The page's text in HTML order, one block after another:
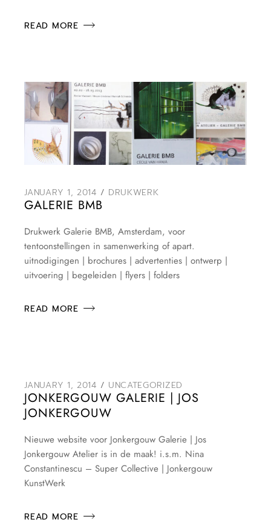
READ MORE
JANUARY 1, 2014 DRUKWERK
GALERIE BMB
Drukwerk Galerie BMB, Amsterdam, voor
tentoonstellingen in samenwerking of apart.
uitnodigingen | brochures | advertenties | ontwerp |
uitvoering | begeleiden | flyers | folders
READ MORE
JANUARY 1, 2014 UNCATEGORIZED
JONKERGOUW GALERIE | JOS
JONKERGOUW
Nieuwe website voor Jonkergouw Galerie | Jos
Jonkergouw Atelier is in de maak! i.s.m. Nina
Constantinescu – Super Collective | Jonkergouw
KunstWerk
READ MORE